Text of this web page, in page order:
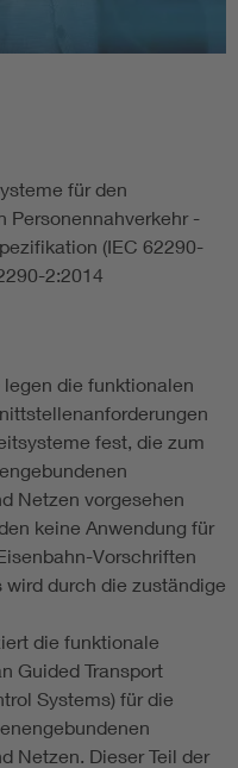
für den
Personennahverkehr -
(IEC 62290-
2:2014
die funktionalen
fest, die zum
Netzen vorgesehen
keine Anwendung für
Vorschriften
wird durch die zuständige
die funktionale
Guided Transport
Systems) für die
Netzen. Dieser Teil der